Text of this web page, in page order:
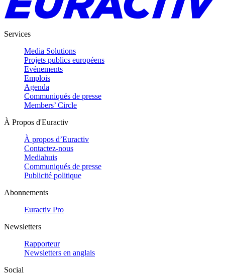
Services
Media Solutions
Projets publics européens
Evénements
Emplois
Agenda
Communiqués de presse
Members’ Circle
À Propos d'Euractiv
À propos d’Euractiv
Contactez-nous
Mediahuis
Communiqués de presse
Publicité politique
Abonnements
Euractiv Pro
Newsletters
Rapporteur
Newsletters en anglais
Social